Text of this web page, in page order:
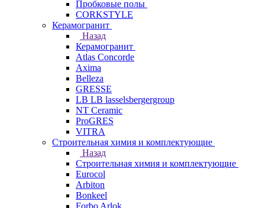
Пробковые полы
CORKSTYLE
Керамогранит
Назад
Керамогранит
Atlas Concorde
Axima
Belleza
GRESSE
LB LB lasselsbergergroup
NT Ceramic
ProGRES
VITRA
Строительная химия и комплектующие
Назад
Строительная химия и комплектующие
Eurocol
Arbiton
Bonkeel
Forbo Arlok